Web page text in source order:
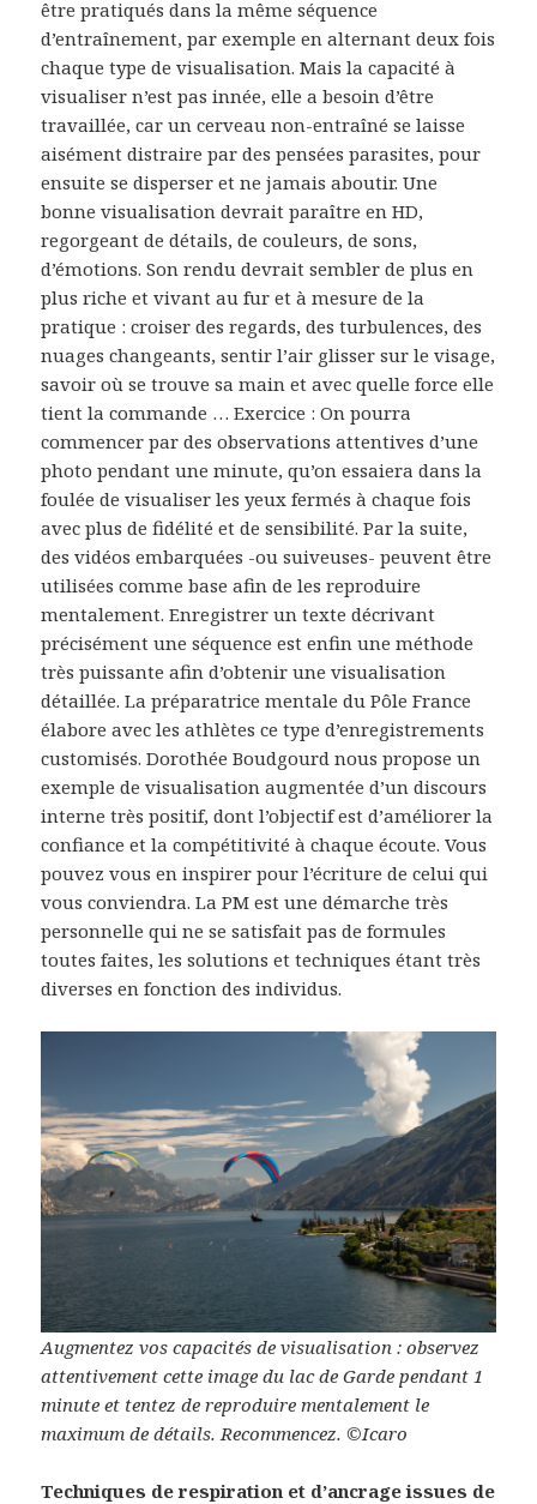
être pratiqués dans la même séquence
d’entraînement, par exemple en alternant deux fois
chaque type de visualisation. Mais la capacité à
visualiser n’est pas innée, elle a besoin d’être
travaillée, car un cerveau non-entraîné se laisse
aisément distraire par des pensées parasites, pour
ensuite se disperser et ne jamais aboutir. Une
bonne visualisation devrait paraître en HD,
regorgeant de détails, de couleurs, de sons,
d’émotions. Son rendu devrait sembler de plus en
plus riche et vivant au fur et à mesure de la
pratique : croiser des regards, des turbulences, des
nuages changeants, sentir l’air glisser sur le visage,
savoir où se trouve sa main et avec quelle force elle
tient la commande … Exercice : On pourra
commencer par des observations attentives d’une
photo pendant une minute, qu’on essaiera dans la
foulée de visualiser les yeux fermés à chaque fois
avec plus de fidélité et de sensibilité. Par la suite,
des vidéos embarquées -ou suiveuses- peuvent être
utilisées comme base afin de les reproduire
mentalement. Enregistrer un texte décrivant
précisément une séquence est enfin une méthode
très puissante afin d’obtenir une visualisation
détaillée. La préparatrice mentale du Pôle France
élabore avec les athlètes ce type d’enregistrements
customisés. Dorothée Boudgourd nous propose un
exemple de visualisation augmentée d’un discours
interne très positif, dont l’objectif est d’améliorer la
confiance et la compétitivité à chaque écoute. Vous
pouvez vous en inspirer pour l’écriture de celui qui
vous conviendra. La PM est une démarche très
personnelle qui ne se satisfait pas de formules
toutes faites, les solutions et techniques étant très
diverses en fonction des individus.
Augmentez vos capacités de visualisation : observez
attentivement cette image du lac de Garde pendant 1
minute et tentez de reproduire mentalement le
maximum de détails. Recommencez. ©Icaro
Techniques de respiration et d’ancrage issues de